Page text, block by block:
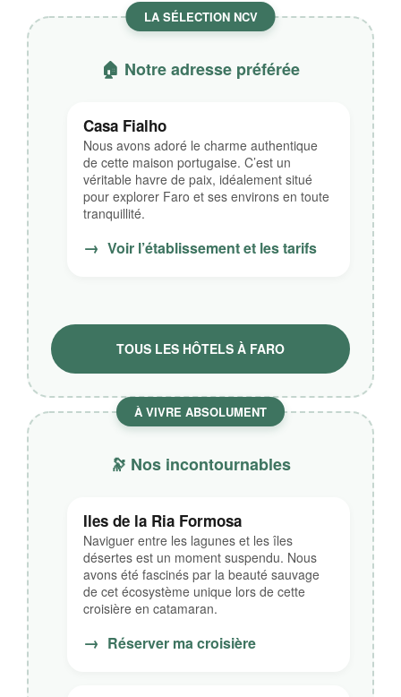
LA SÉLECTION NCV
🏠 Notre adresse préférée
Casa Fialho
Nous avons adoré le charme authentique
de cette maison portugaise. C’est un
véritable havre de paix, idéalement situé
pour explorer Faro et ses environs en toute
tranquillité.
→ Voir l’établissement et les tarifs
TOUS LES HÔTELS À FARO
À VIVRE ABSOLUMENT
🔭 Nos incontournables
Iles de la Ria Formosa
Naviguer entre les lagunes et les îles
désertes est un moment suspendu. Nous
avons été fascinés par la beauté sauvage
de cet écosystème unique lors de cette
croisière en catamaran.
→ Réserver ma croisière